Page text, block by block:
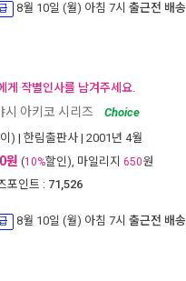
8월 10일 (월) 아침 7시 출근전 배송
게 작별인사를 남겨주세요.
시 아키코 시리즈
Choice
) | 한림출판사 | 2001년 4월
원 (10%할인), 마일리지 650원
포인트 : 71,526
8월 10일 (월) 아침 7시 출근전 배송